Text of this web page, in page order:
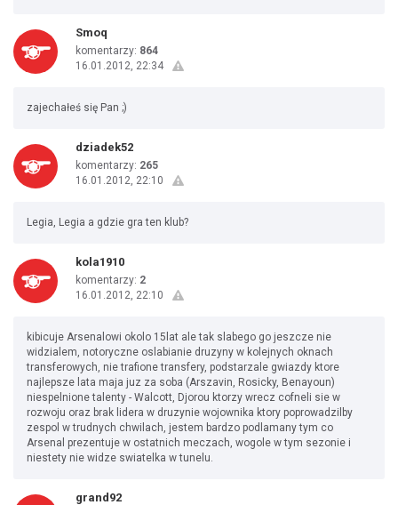
Smoq
komentarzy: 864
16.01.2012, 22:34
zajechałeś się Pan ;)
dziadek52
komentarzy: 265
16.01.2012, 22:10
Legia, Legia a gdzie gra ten klub?
kola1910
komentarzy: 2
16.01.2012, 22:10
kibicuje Arsenalowi okolo 15lat ale tak slabego go jeszcze nie
widzialem, notoryczne oslabianie druzyny w kolejnych oknach
transferowych, nie trafione transfery, podstarzale gwiazdy ktore
najlepsze lata maja juz za soba (Arszavin, Rosicky, Benayoun)
niespelnione talenty - Walcott, Djorou ktorzy wrecz cofneli sie w
rozwoju oraz brak lidera w druzynie wojownika ktory poprowadzilby
zespol w trudnych chwilach, jestem bardzo podlamany tym co
Arsenal prezentuje w ostatnich meczach, wogole w tym sezonie i
niestety nie widze swiatelka w tunelu.
grand92